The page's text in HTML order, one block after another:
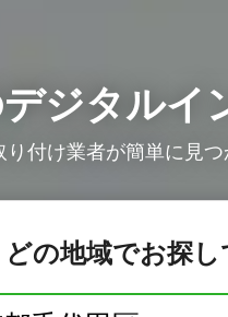
ジタルイ
付け業者が簡単に見
どの地域でお探し